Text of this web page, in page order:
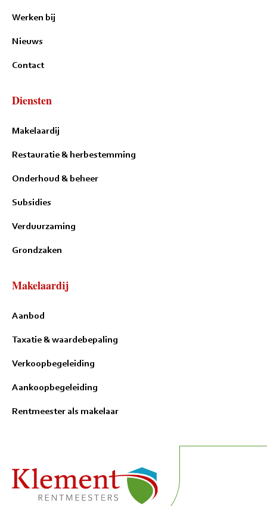
Werken bij
Nieuws
Contact
Diensten
Makelaardij
Restauratie & herbestemming
Onderhoud & beheer
Subsidies
Verduurzaming
Grondzaken
Makelaardij
Aanbod
Taxatie & waardebepaling
Verkoopbegeleiding
Aankoopbegeleiding
Rentmeester als makelaar